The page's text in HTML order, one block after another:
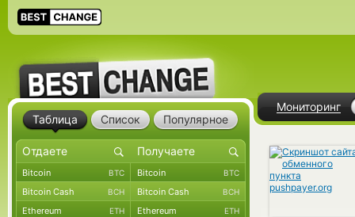
Мониторинг
Таблица Список Популярное
Bitcoin BTC Bitcoin BTC
Bitcoin Cash BCH Bitcoin Cash BCH
Ethereum ETH Ethereum ETH